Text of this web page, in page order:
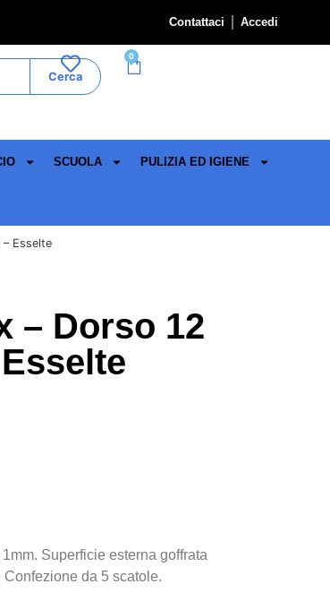
Contattaci Accedi
Cerca
0
SCUOLA PULIZIA ED IGIENE
Esselte
– Dorso 12
Superficie esterna goffrata
da 5 scatole.